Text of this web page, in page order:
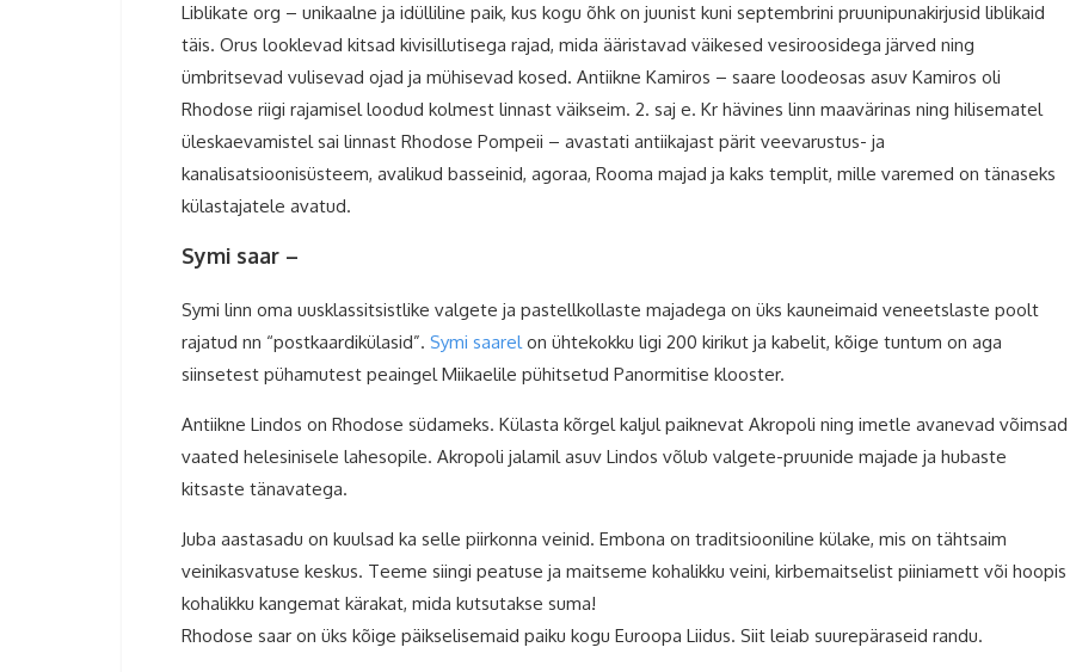
Liblikate org – unikaalne ja idülliline paik, kus kogu õhk on juunist kuni septembrini pruunipunakirjusid liblikaid
täis. Orus looklevad kitsad kivisillutisega rajad, mida ääristavad väikesed vesiroosidega järved ning
ümbritsevad vulisevad ojad ja mühisevad kosed. Antiikne Kamiros – saare loodeosas asuv Kamiros oli
Rhodose riigi rajamisel loodud kolmest linnast väikseim. 2. saj e. Kr hävines linn maavärinas ning hilisematel
üleskaevamistel sai linnast Rhodose Pompeii – avastati antiikajast pärit veevarustus- ja
kanalisatsioonisüsteem, avalikud basseinid, agoraa, Rooma majad ja kaks templit, mille varemed on tänaseks
külastajatele avatud.
Symi saar –
Symi linn oma uusklassitsistlike valgete ja pastellkollaste majadega on üks kauneimaid veneetslaste poolt
rajatud nn “postkaardikülasid”. Symi saarel on ühtekokku ligi 200 kirikut ja kabelit, kõige tuntum on aga
siinsetest pühamutest peaingel Miikaelile pühitsetud Panormitise klooster.
Antiikne Lindos on Rhodose südameks. Külasta kõrgel kaljul paiknevat Akropoli ning imetle avanevad võimsad
vaated helesinisele lahesopile. Akropoli jalamil asuv Lindos võlub valgete-pruunide majade ja hubaste
kitsaste tänavatega.
Juba aastasadu on kuulsad ka selle piirkonna veinid. Embona on traditsiooniline külake, mis on tähtsaim
veinikasvatuse keskus. Teeme siingi peatuse ja maitseme kohalikku veini, kirbemaitselist piiniamett või hoopis
kohalikku kangemat kärakat, mida kutsutakse suma!
Rhodose saar on üks kõige päikselisemaid paiku kogu Euroopa Liidus. Siit leiab suurepäraseid randu.